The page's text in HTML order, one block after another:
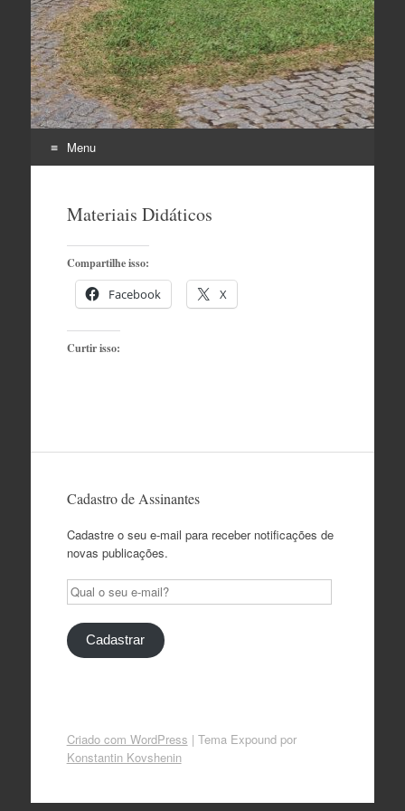
Menu
Materiais Didáticos
Compartilhe isso:
Facebook X
Curtir isso:
Cadastro de Assinantes
Cadastre o seu e-mail para receber notificações de
novas publicações.
Qual
o
seu
e-
mail?
Cadastrar
Criado com WordPress | Tema Expound por
Konstantin Kovshenin